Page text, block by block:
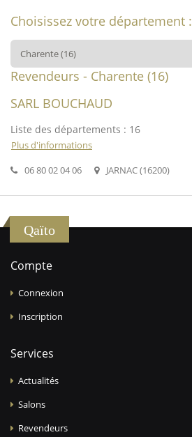
Choisissez votre département :
Revendeurs - Charente (16)
SARL BOUCHAUD
Liste des départements : 16
Plus d'informations
06 80 02 04 06
JARNAC (16200)
Qaïto
Compte
Connexion
Inscription
Services
Actualités
Salons
Revendeurs